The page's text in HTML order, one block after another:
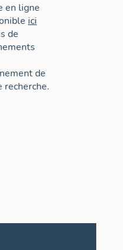
en ligne
ici
de
de
recherche.